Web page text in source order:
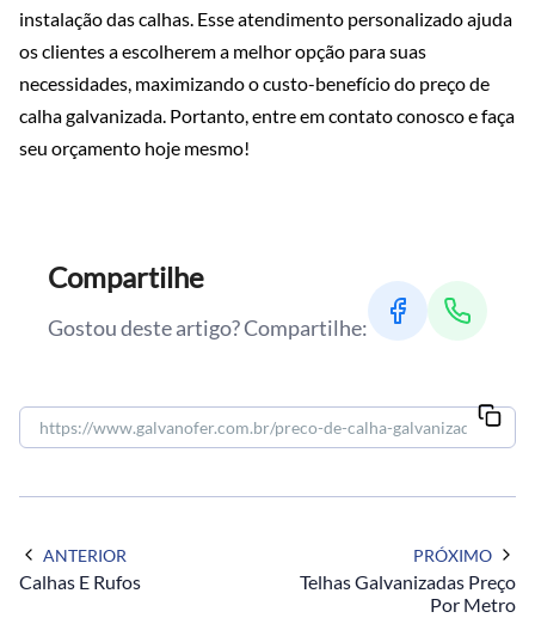
instalação das calhas. Esse atendimento personalizado ajuda
os clientes a escolherem a melhor opção para suas
necessidades, maximizando o custo-benefício do preço de
calha galvanizada. Portanto, entre em contato conosco e faça
seu orçamento hoje mesmo!
Compartilhe
Gostou deste artigo? Compartilhe:
ANTERIOR
Calhas E Rufos
PRÓXIMO
Telhas Galvanizadas Preço
Por Metro